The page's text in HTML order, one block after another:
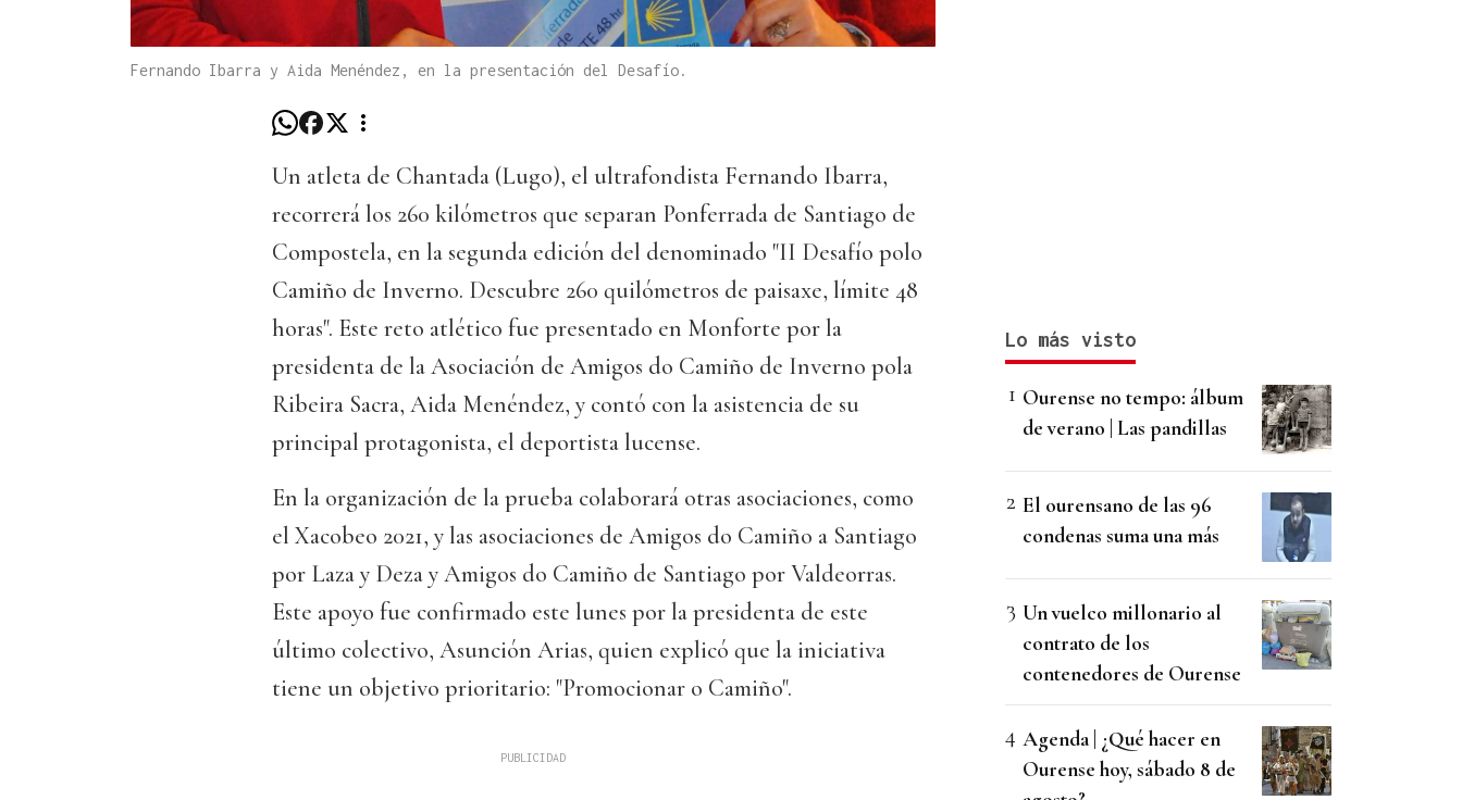
Fernando Ibarra y Aida Menéndez, en la presentación del Desafío.
Un atleta de Chantada (Lugo), el ultrafondista Fernando Ibarra,
recorrerá los 260 kilómetros que separan Ponferrada de Santiago de
Compostela, en la segunda edición del denominado "II Desafío polo
Camiño de Inverno. Descubre 260 quilómetros de paisaxe, límite 48
horas". Este reto atlético fue presentado en Monforte por la
presidenta de la Asociación de Amigos do Camiño de Inverno pola
Ribeira Sacra, Aida Menéndez, y contó con la asistencia de su
principal protagonista, el deportista lucense.
En la organización de la prueba colaborará otras asociaciones, como
el Xacobeo 2021, y las asociaciones de Amigos do Camiño a Santiago
por Laza y Deza y Amigos do Camiño de Santiago por Valdeorras.
Este apoyo fue confirmado este lunes por la presidenta de este
último colectivo, Asunción Arias, quien explicó que la iniciativa
tiene un objetivo prioritario: "Promocionar o Camiño".
Lo más visto
Ourense no tempo: álbum
de verano | Las pandillas
El ourensano de las 96
condenas suma una más
Un vuelco millonario al
contrato de los
contenedores de Ourense
Agenda | ¿Qué hacer en
Ourense hoy, sábado 8 de